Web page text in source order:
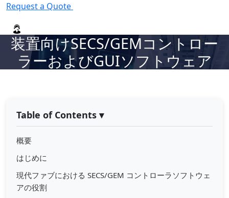
Request a Quote
装置向けSECS/GEMコントロー
ラーおよびGUIソフトウェア
Table of Contents ▾
概要
はじめに
現代ファブにおける SECS/GEM コントローラソフトウェ
アの役割